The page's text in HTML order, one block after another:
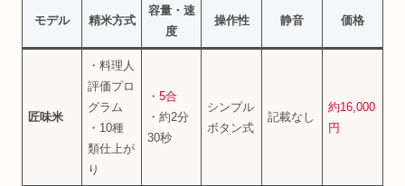
モデル 精米方式
容量・速
度
操作性 静音 価格
匠味米
・料理人
評価プロ
グラム
・10種
類仕上が
り
・5合
・約2分
30秒
シンプル
ボタン式
記載なし
約16,000
円